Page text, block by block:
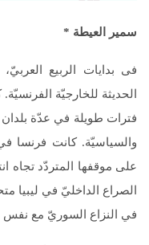
سمير العيطة *
فى بدايات الربيع
الحديثة للخارجيّة
فترات طويلة في عدّة بلدان
والسياسيّة. كانت فرنسا
على موقفها المتردّد
الصراع الداخليّ في ليبيا
في النزاع السوريّ مع نفس